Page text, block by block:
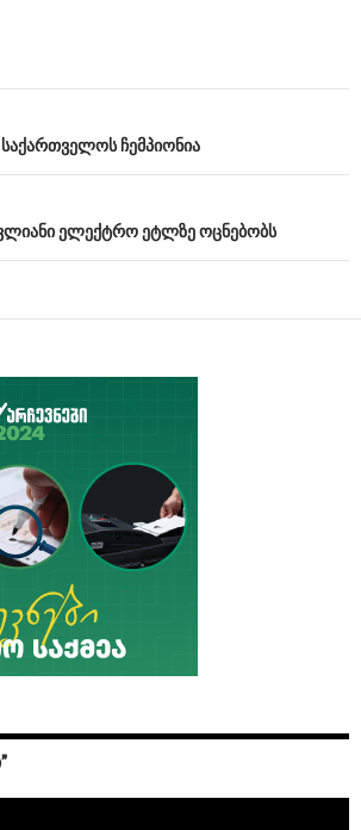
ჩემპიონია
ელექტრო ეტლზე ოცნებობს